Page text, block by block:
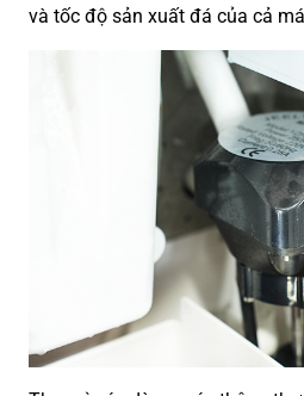
và tốc độ sản xuất đá của cả